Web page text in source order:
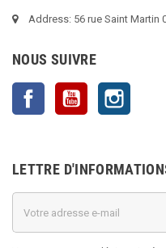
Address: 56 rue Saint Martin
NOUS SUIVRE
Facebook YouTube
LETTRE